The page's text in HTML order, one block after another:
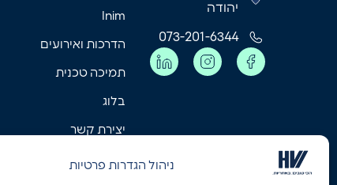
ניהול הגדרות פרטיות
יהודה
073-201-6344
Inim
הדרכות ואירועים
תמיכה טכנית
בלוג
יצירת קשר